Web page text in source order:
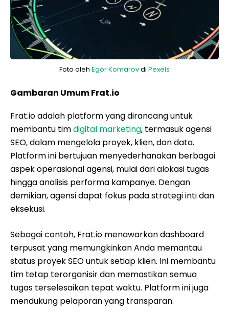
Foto oleh Egor Komarovdi Pexels
Gambaran Umum Frat.io
Frat.io adalah platform yang dirancang untuk
membantu timdigital marketing, termasuk agensi
SEO, dalam mengelola proyek, klien, dan data.
Platform ini bertujuan menyederhanakan berbagai
aspek operasional agensi, mulai dari alokasi tugas
hingga analisis performa kampanye. Dengan
demikian, agensi dapat fokus pada strategi inti dan
eksekusi.
Sebagai contoh, Frat.io menawarkan dashboard
terpusat yang memungkinkan Anda memantau
status proyek SEO untuk setiap klien. Ini membantu
tim tetap terorganisir dan memastikan semua
tugas terselesaikan tepat waktu. Platform ini juga
mendukung pelaporan yang transparan.